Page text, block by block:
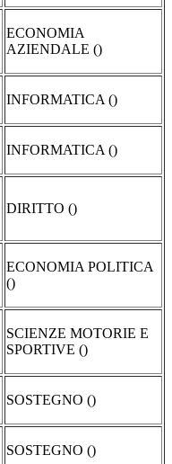
ECONOMIA
AZIENDALE ()
INFORMATICA ()
INFORMATICA ()
DIRITTO ()
ECONOMIA POLITICA
()
SCIENZE MOTORIE E
SPORTIVE ()
SOSTEGNO ()
SOSTEGNO ()